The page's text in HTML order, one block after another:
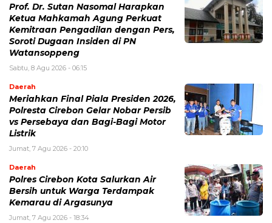
Prof. Dr. Sutan Nasomal Harapkan
Ketua Mahkamah Agung Perkuat
Kemitraan Pengadilan dengan Pers,
Soroti Dugaan Insiden di PN
Watansoppeng
Sabtu, 8 Agu 2026 - 06:15
Daerah
Meriahkan Final Piala Presiden 2026,
Polresta Cirebon Gelar Nobar Persib
vs Persebaya dan Bagi-Bagi Motor
Listrik
Jumat, 7 Agu 2026 - 20:10
Daerah
Polres Cirebon Kota Salurkan Air
Bersih untuk Warga Terdampak
Kemarau di Argasunya
Jumat, 7 Agu 2026 - 18:34